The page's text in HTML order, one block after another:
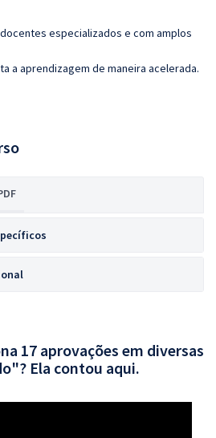
especializados e com amplos
a aprendizagem de maneira acelerada.
17 aprovações em diversas
Ela contou aqui.